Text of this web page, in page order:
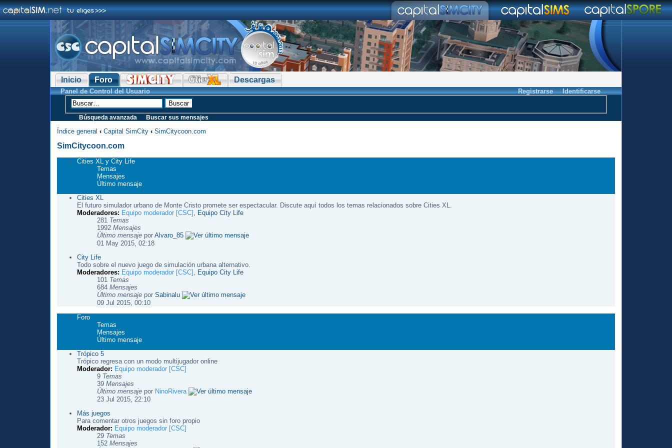
Inicio Foro Descargas
Registrarse Identificarse
Panel de Control del Usuario
Búsqueda avanzada Buscar sus mensajes
Índice general ‹ Capital SimCity ‹ SimCitycoon.com
SimCitycoon.com
Cities XL y City Life
Temas
Mensajes
Último mensaje
Cities XL
El futuro simulador urbano de Monte Cristo promete ser espectacular. Discute aquí todos los temas relacionados sobre Cities XL.
Moderadores: Equipo moderador [CSC] , Equipo City Life
281 Temas
1992Mensajes
Último mensaje porAlvaro_85
01 May 2015, 02:18
City Life
Todo sobre el nuevo juego de simulación urbana alternativo.
Moderadores: Equipo moderador [CSC] , Equipo City Life
101 Temas
684Mensajes
Último mensaje porSabinalu
09 Jul 2015, 00:10
Foro
Temas
Mensajes
Último mensaje
Trópico 5
Trópico regresa con un modo multijugador online
Moderador: Equipo moderador [CSC]
9 Temas
39Mensajes
Último mensaje por NinoRivera
23 Jul 2015, 22:10
Más juegos
Para comentar otros juegos sin foro propio
Moderador: Equipo moderador [CSC]
29 Temas
152Mensajes